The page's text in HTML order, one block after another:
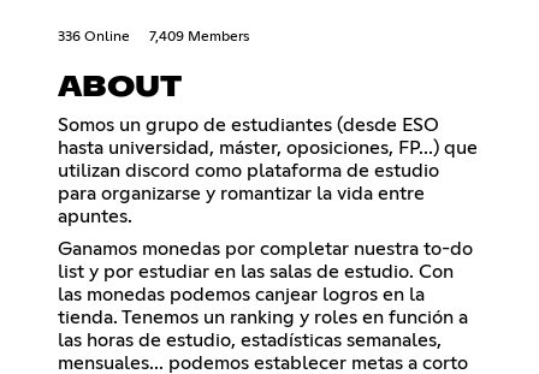
336 Online 7,409 Members
ABOUT
Somos un grupo de estudiantes (desde ESO
hasta universidad, máster, oposiciones, FP...) que
utilizan discord como plataforma de estudio
para organizarse y romantizar la vida entre
apuntes.
Ganamos monedas por completar nuestra to-do
list y por estudiar en las salas de estudio. Con
las monedas podemos canjear logros en la
tienda. Tenemos un ranking y roles en función a
las horas de estudio, estadísticas semanales,
mensuales... podemos establecer metas a corto